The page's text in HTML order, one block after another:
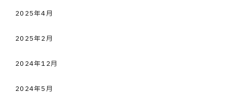
2025年4月
2025年2月
2024年12月
2024年5月